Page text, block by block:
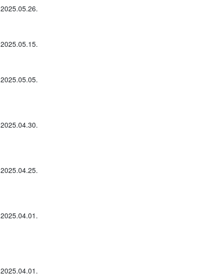
2025.05.26.
2025.05.15.
2025.05.05.
2025.04.30.
2025.04.25.
2025.04.01.
2025.04.01.